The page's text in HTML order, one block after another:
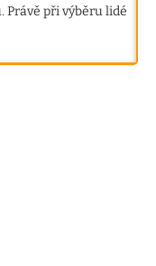
Právě při výběru lidé